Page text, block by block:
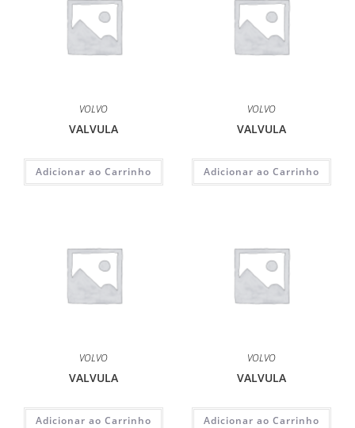
VOLVO
VALVULA
Adicionar ao Carrinho
VOLVO
VALVULA
Adicionar ao Carrinho
VOLVO
VALVULA
Adicionar ao Carrinho
VOLVO
VALVULA
Adicionar ao Carrinho